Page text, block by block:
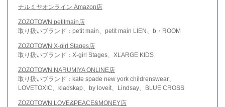
ナルミヤオンライン Amazon店
ZOZOTOWN petitmain店
取り扱いブランド：petit main、petit main LIEN、b・ROOM
ZOZOTOWN X-girl Stages店
取り扱いブランド：X-girl Stages、XLARGE KIDS
ZOZOTOWN NARUMIYA ONLINE店
取り扱いブランド：kate spade new york childrenswear、
LOVETOXIC、kladskap、by loveit、Lindsay、BLUE CROSS
ZOZOTOWN LOVE&PEACE&MONEY店